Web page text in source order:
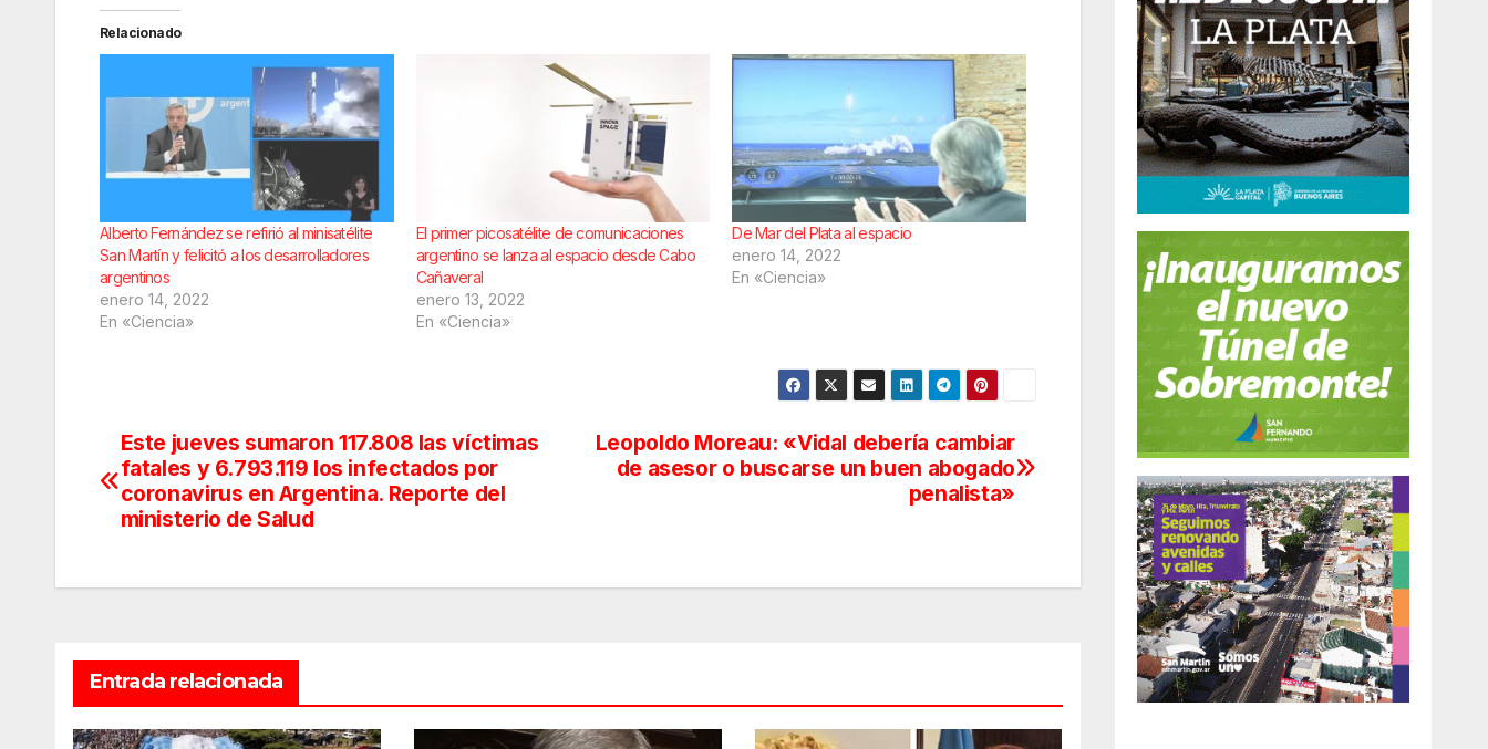
Relacionado
Alberto Fernández se refirió al minisatélite
San Martín y felicitó a los desarrolladores
argentinos
enero 14, 2022
En «Ciencia»
El primer picosatélite de comunicaciones
argentino se lanza al espacio desde Cabo
Cañaveral
enero 13, 2022
En «Ciencia»
De Mar del Plata al espacio
enero 14, 2022
En «Ciencia»
Navegación
de
Leopoldo Moreau: «Vidal debería cambiar
de asesor o buscarse un buen abogado
penalista»
Este jueves sumaron 117.808 las víctimas
fatales y 6.793.119 los infectados por
coronavirus en Argentina. Reporte del
ministerio de Salud
Entrada relacionada